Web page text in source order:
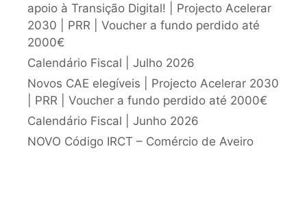
apoio à Transição Digital! | Projecto Acelerar
2030 | PRR | Voucher a fundo perdido até
2000€
Calendário Fiscal | Julho 2026
Novos CAE elegíveis | Projecto Acelerar 2030
| PRR | Voucher a fundo perdido até 2000€
Calendário Fiscal | Junho 2026
NOVO Código IRCT – Comércio de Aveiro